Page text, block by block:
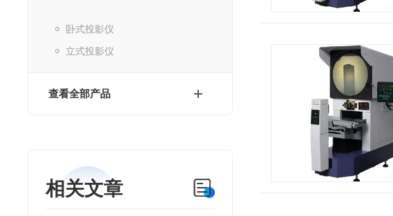
卧式投影仪
立式投影仪
查看全部产品
相关文章